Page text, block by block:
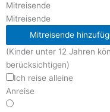
Mitreisende
Mitreisende
Mitreisende
(Kinder unter 12 Jahren
berücksichtigen)
Ich reise alleine
Anreise